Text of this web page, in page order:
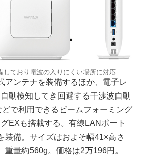
しており電波の入りにくい場所に対応
ンテナを装備するほか、電子レ
動検知してき回避する干渉波自動
で利用できるビームフォーミング
EXも搭載する。有線LANポート
装備。サイズはおよそ幅41×高さ
重量約560g。価格は2万196円。